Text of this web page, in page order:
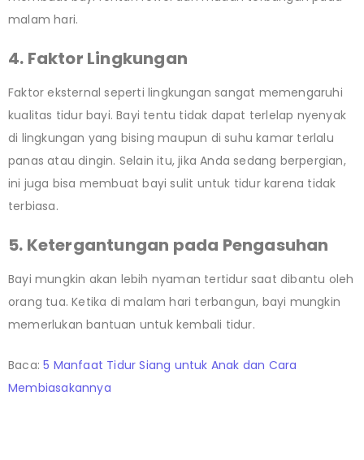
malam hari.
4. Faktor Lingkungan
Faktor eksternal seperti lingkungan sangat memengaruhi
kualitas tidur bayi. Bayi tentu tidak dapat terlelap nyenyak
di lingkungan yang bising maupun di suhu kamar terlalu
panas atau dingin. Selain itu, jika Anda sedang berpergian,
ini juga bisa membuat bayi sulit untuk tidur karena tidak
terbiasa.
5. Ketergantungan pada Pengasuhan
Bayi mungkin akan lebih nyaman tertidur saat dibantu oleh
orang tua. Ketika di malam hari terbangun, bayi mungkin
memerlukan bantuan untuk kembali tidur.
Baca:5 Manfaat Tidur Siang untuk Anak dan Cara
Membiasakannya